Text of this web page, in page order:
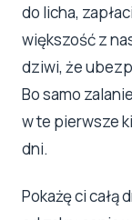
do licha,
większość z
dziwi, że
Bo samo
w te pierwsze
dni.
Pokażę ci całą